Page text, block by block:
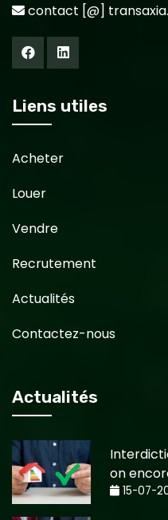
contact [@]
Liens utiles
Acheter
Louer
Vendre
Recrutement
Actualités
Contactez-nous
Actualités
on
15-07-